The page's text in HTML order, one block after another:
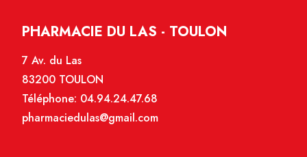
PHARMACIE DU LAS - TOULON
7 Av. du Las
83200 TOULON
Téléphone: 04.94.24.47.68
pharmaciedulas@gmail.com